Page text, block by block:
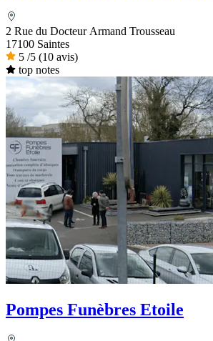
2 Rue du Docteur Armand Trousseau
17100 Saintes
5 /5 (10 avis)
top notes
Pompes Funèbres Etoile